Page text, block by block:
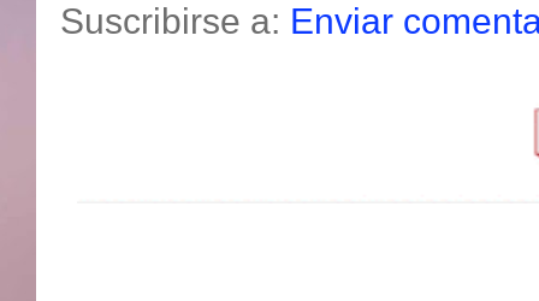
Suscribirse a: Enviar